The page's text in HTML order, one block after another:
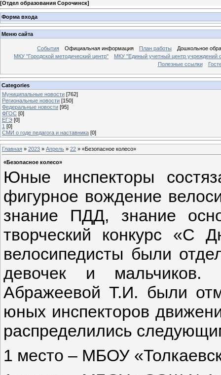
[Отдел образования Сорочинск]
Форма входа
Меню сайта
События Официальная информация План работы
Дошкольное
МКУ "Городской методический центр"
МКУ "Единый учетный центр учреждений
Полезные ссылки
Categories
Муниципальные новости [762]
Региональные новости [150]
Федеральные новости [95]
ФГОС [0]
ЕГЭ [0]
1 [0]
СМИ о годе педагога и наставника [0]
Главная » 2023 » Апрель » 22 » «Безопасное колесо»
«Безопасное колесо»
Юные инспекторы
фигурное вождение
знание ПДД, знание
творческий конкурс
велосипедисты были
девочек и мальчиков.
Абражеевой Т.И. были
юных инспекторов
распределились
1 место – МБОУ